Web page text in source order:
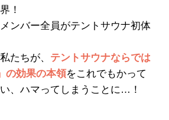
！
ンバー全員がテントサウナ初体
たちが、 テントサウナならでは
の効果の本領をこれでもかって
、ハマってしまうことに…！